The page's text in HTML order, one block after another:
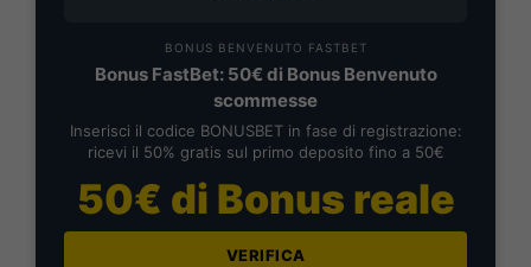
BONUS BENVENUTO FASTBET
Bonus FastBet: 50€ di Bonus Benvenuto
scommesse
Inserisci il codice BONUSBET in fase di registrazione:
ricevi il 50% gratis sul primo deposito fino a 50€
50€ di Bonus reale
VERIFICA